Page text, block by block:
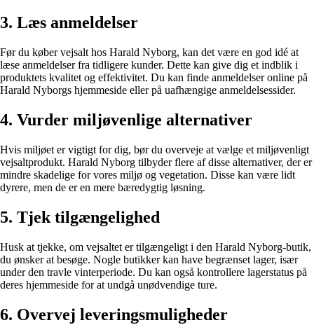
3. Læs anmeldelser
Før du køber vejsalt hos Harald Nyborg, kan det være en god idé at
læse anmeldelser fra tidligere kunder. Dette kan give dig et indblik i
produktets kvalitet og effektivitet. Du kan finde anmeldelser online på
Harald Nyborgs hjemmeside eller på uafhængige anmeldelsessider.
4. Vurder miljøvenlige alternativer
Hvis miljøet er vigtigt for dig, bør du overveje at vælge et miljøvenligt
vejsaltprodukt. Harald Nyborg tilbyder flere af disse alternativer, der er
mindre skadelige for vores miljø og vegetation. Disse kan være lidt
dyrere, men de er en mere bæredygtig løsning.
5. Tjek tilgængelighed
Husk at tjekke, om vejsaltet er tilgængeligt i den Harald Nyborg-butik,
du ønsker at besøge. Nogle butikker kan have begrænset lager, især
under den travle vinterperiode. Du kan også kontrollere lagerstatus på
deres hjemmeside for at undgå unødvendige ture.
6. Overvej leveringsmuligheder